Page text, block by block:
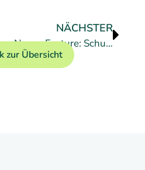
Webinar: Dashboard mit KI
NÄCHSTER
Neues Feature: Schuldner- und Gläubigerbildschirme
zur Übersicht